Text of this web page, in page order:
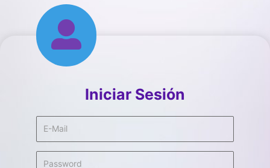
Iniciar Sesión